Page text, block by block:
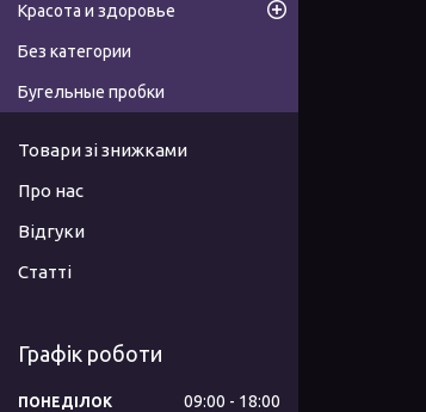
Красота и здоровье
Без категории
Бугельные пробки
Товари зі знижками
Про нас
Відгуки
Статті
Графік роботи
ПОНЕДІЛОК 09:00 18:00